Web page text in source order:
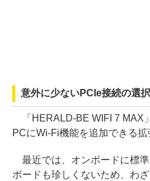
意外に少ないPCIe接続の選
「HERALD-BE WIFI 7 MAX
PCにWi-Fi機能を追加できる拡
最近では、オンボードに標
ボードも珍しくないため、わ